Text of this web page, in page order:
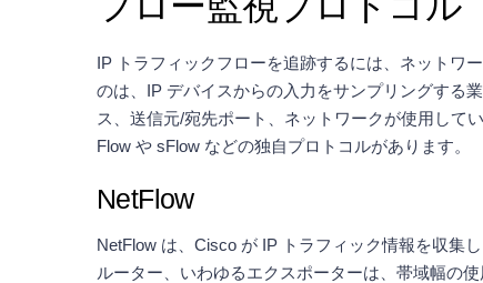
IP トラフィックフローを追跡するには、ネットワ
のは、IP デバイスからの入力をサンプリングする
ス、送信元/宛先ポート、ネットワークが使用して
Flow や sFlow などの独自プロトコルがあります。
NetFlow
NetFlow は、Cisco が IP トラフィック情報を収集
ルーター、いわゆるエクスポーターは、帯域幅の